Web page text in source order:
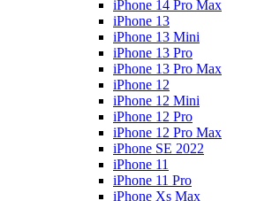
iPhone 14 Pro Max
iPhone 13
iPhone 13 Mini
iPhone 13 Pro
iPhone 13 Pro Max
iPhone 12
iPhone 12 Mini
iPhone 12 Pro
iPhone 12 Pro Max
iPhone SE 2022
iPhone 11
iPhone 11 Pro
iPhone Xs Max